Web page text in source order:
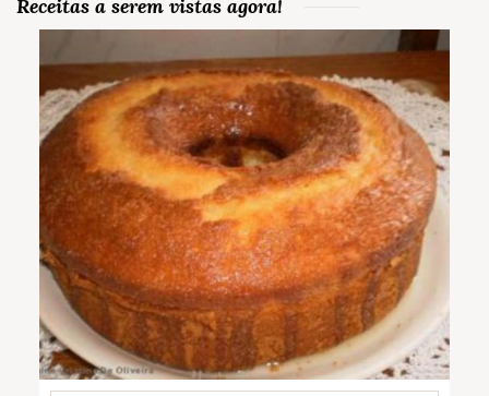
Receitas a serem vistas agora!